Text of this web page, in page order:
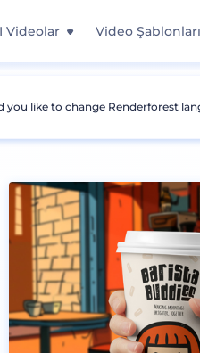
Videolar Video Şablonları
Mockuplar Ambalaj
you like to change Renderforest